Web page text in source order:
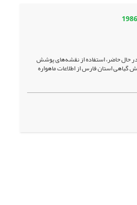
حال حاضر، استفاده از نقشه‌های پوشش
گیاهی استان فارس از اطلاعات ماهواره